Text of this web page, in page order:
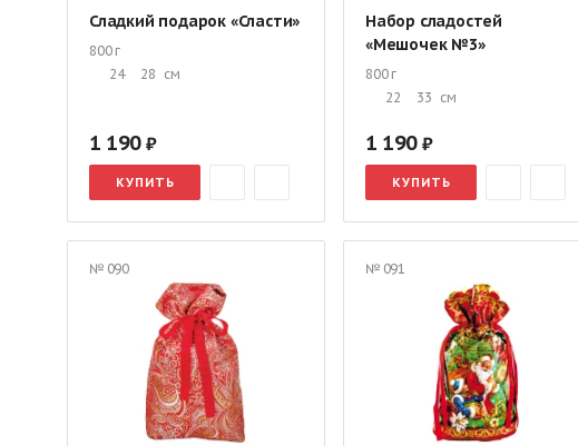
Сладкий подарок «Сласти»
800 г
24
28 см
1 190
КУПИТЬ
Набор сладостей
«Мешочек №3»
800 г
22
33 см
1 190
КУПИТЬ
№ 090 № 091